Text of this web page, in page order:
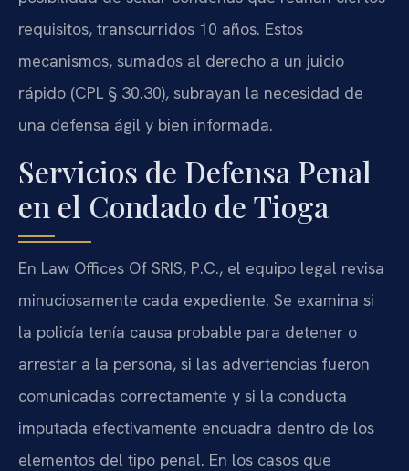
requisitos, transcurridos 10 años. Estos
mecanismos, sumados al derecho a un juicio
rápido (CPL § 30.30), subrayan la necesidad de
una defensa ágil y bien informada.
Servicios de Defensa Penal
en el Condado de Tioga
En Law Offices Of SRIS, P.C., el equipo legal revisa
minuciosamente cada expediente. Se examina si
la policía tenía causa probable para detener o
arrestar a la persona, si las advertencias fueron
comunicadas correctamente y si la conducta
imputada efectivamente encuadra dentro de los
elementos del tipo penal. En los casos que